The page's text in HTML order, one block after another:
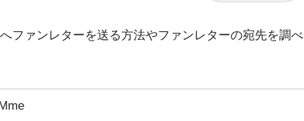
ファンレターを送る方法やファンレターの宛先を調べ